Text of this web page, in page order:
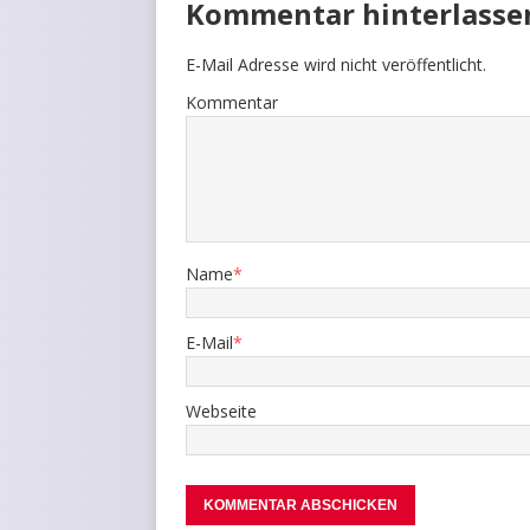
Kommentar
E-Mail Adresse wird nicht veröffentlicht.
Kommentar
Name*
E-Mail*
Webseite